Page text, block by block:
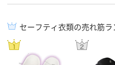
セーフティ衣類の売れ筋